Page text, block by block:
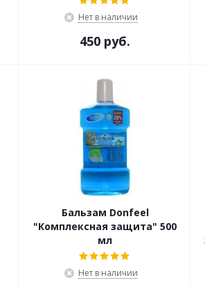
Нет в наличии
450 руб.
Бальзам Donfeel
"Комплексная защита" 500
мл
Нет в наличии